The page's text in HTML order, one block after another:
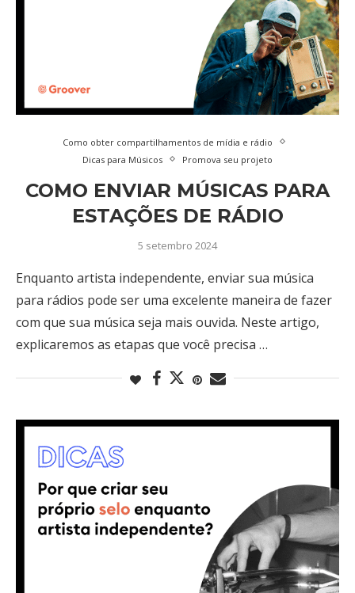
Como obter compartilhamentos de mídia e rádio
Dicas para Músicos
Promova seu projeto
COMO ENVIAR MÚSICAS PARA
ESTAÇÕES DE RÁDIO
5 setembro 2024
Enquanto artista independente, enviar sua música
para rádios pode ser uma excelente maneira de fazer
com que sua música seja mais ouvida. Neste artigo,
explicaremos as etapas que você precisa …